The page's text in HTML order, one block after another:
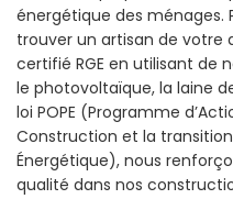
énergétique des ménages.
trouver un artisan de votre
certifié RGE en utilisant de
le photovoltaïque, la laine
loi POPE (Programme
Construction et la transition
Énergétique), nous
qualité dans nos